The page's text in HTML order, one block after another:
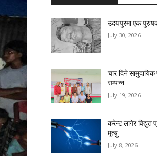
उदयपुरमा एक
July 30, 2026
चार दिने सामुदायिक
सम्पन्न
July 19, 2026
करेन्ट लागेर विद्युत
मृत्यु
July 8, 2026